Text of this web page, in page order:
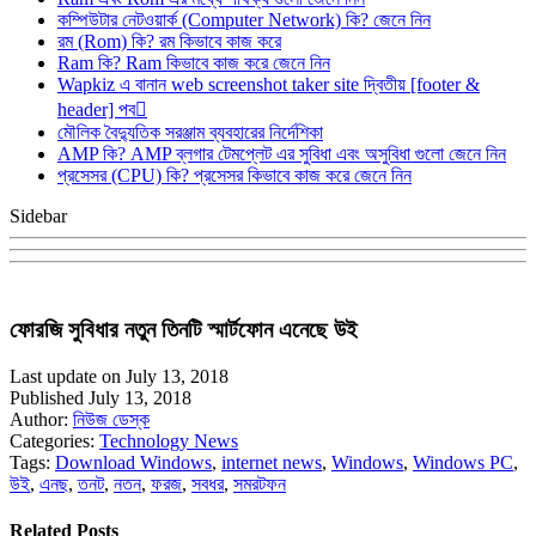
কম্পিউটার নেটওয়ার্ক (Computer Network) কি? জেনে নিন
রম (Rom) কি? রম কিভাবে কাজ করে
Ram কি? Ram কিভাবে কাজ করে জেনে নিন
Wapkiz এ বানান web screenshot taker site দ্বিতীয় [footer &
header] পব
মৌলিক বৈদ্যুতিক সরঞ্জাম ব্যবহারের নির্দেশিকা
AMP কি? AMP ব্লগার টেমপ্লেট এর সুবিধা এবং অসুবিধা গুলো জেনে নিন
প্রসেসর (CPU) কি? প্রসেসর কিভাবে কাজ করে জেনে নিন
Sidebar
ফোরজি সুবিধার নতুন তিনটি স্মার্টফোন এনেছে উই
Last update on July 13, 2018
Published July 13, 2018
Author: নিউজ ডেস্ক
Categories: Technology News
Tags: Download Windows, internet news, Windows, Windows PC,
উই, এনছ,তনট, নতন, ফরজ, সবধর, সমরটফন
Related Posts